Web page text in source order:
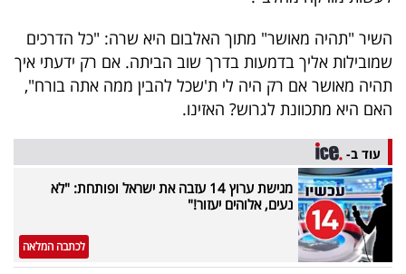
ניוזלטרים
מייל
אדום
פרסמו
באייס
השיר "תהיה מאושר" מתוך האלבום היא שרה: "כל הדרכים
שמובילות אליך בדמעות בדרך שוב הביתה. אם רק ידעתי איך
תהיה מאושר אם רק היה לי ת'שכל להבין ממה אתה בורח",
האם היא מתכוונת לגרוש? האזינו.
עוד ב-
מגישת ערוץ 14 עזבה את ישראל ופותחת: "לא
נעים, אלוהים יעזור!"
לכתבה המלאה